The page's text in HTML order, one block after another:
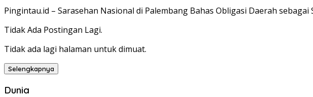
Pingintau.id – Sarasehan Nasional di Palembang Bahas Obligasi Daerah
Tidak Ada Postingan Lagi.
Tidak ada lagi halaman untuk dimuat.
Selengkapnya
Dunia